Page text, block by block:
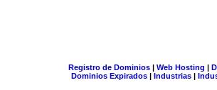
Registro de Dominios| Web Hosting |
Dominios Expirados | Industrias |